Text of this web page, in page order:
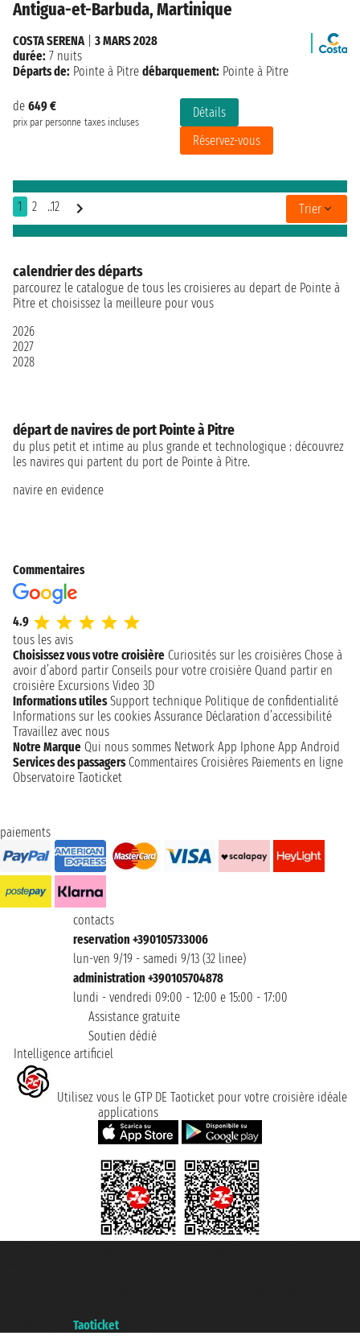
Antigua-et-Barbuda, Martinique
de 649 €
prix par personne taxes incluses
Détails
Réservez-vous
COSTA SERENA| 3 MARS 2028
durée: 7 nuits
Départs de: Pointe à Pitre débarquement: Pointe à Pitre
1 2 ..12 Trier
calendrier des départs
parcourez le catalogue de tous les croisieres au depart de Pointe à
Pitre et choisissez la meilleure pour vous
2026
2027
2028
départ de navires de port Pointe à Pitre
du plus petit et intime au plus grande et technologique : découvrez
les navires qui partent du port de Pointe à Pitre.
navire en evidence
Commentaires
4.9
tous les avis
Choisissez vous votre croisière Curiosités sur les croisières Chose à
avoir d’abord partir Conseils pour votre croisière Quand partir en
croisière Excursions Video 3D
Informations utiles Support technique Politique de confidentialité
Informations sur les cookies Assurance Déclaration d’accessibilité
Travaillez avec nous
Notre Marque Qui nous sommes Network App Iphone App Android
Services des passagers Commentaires Croisières Paiements en ligne
Observatoire Taoticket
paiements
contacts
reservation +390105733006
lun-ven 9/19 - samedi 9/13 (32 linee)
administration +390105704878
lundi - vendredi 09:00 - 12:00 e 15:00 - 17:00
Assistance gratuite
Soutien dédié
Intelligence artificiel
Utilisez vous le GTP DE Taoticket pour votre croisière idéale
applications
Taoticket